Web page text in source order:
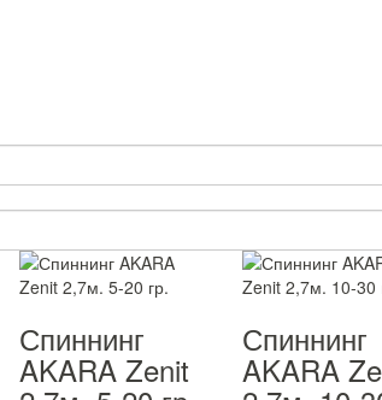
Спиннинг
AKARA Zenit
Спиннинг
AKARA